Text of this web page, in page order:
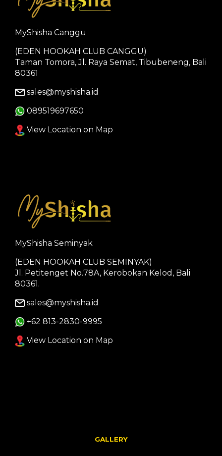
MyShisha Canggu
(EDEN HOOKAH CLUB CANGGU)
Taman Tomora, Jl. Raya Semat, Tibubeneng, Bali
80361
sales@myshisha.id
089519697650
View Location on Map
MyShisha Seminyak
(EDEN HOOKAH CLUB SEMINYAK)
Jl. Petitenget No.78A, Kerobokan Kelod, Bali
80361.
sales@myshisha.id
+62 813-2830-9995
View Location on Map
GALLERY